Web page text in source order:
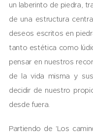
un laberinto de piedra,
de una estructura
deseos escritos en
tanto estética como
pensar en nuestros
de la vida misma y
decidir de nuestro
desde fuera.
Partiendo de 'Los